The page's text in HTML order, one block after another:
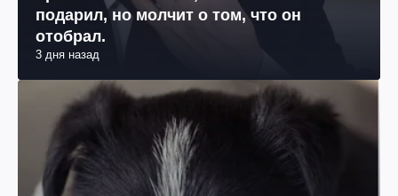
Кремль вспоминает, что Сталин
подарил, но молчит о том, что он
отобрал.